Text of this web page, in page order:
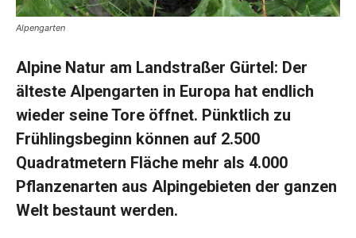
Alpengarten
Alpine Natur am Landstraßer Gürtel: Der
älteste Alpengarten in Europa hat endlich
wieder seine Tore öffnet. Pünktlich zu
Frühlingsbeginn können auf 2.500
Quadratmetern Fläche mehr als 4.000
Pflanzenarten aus Alpingebieten der ganzen
Welt bestaunt werden.